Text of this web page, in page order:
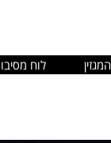
המגזין לוח